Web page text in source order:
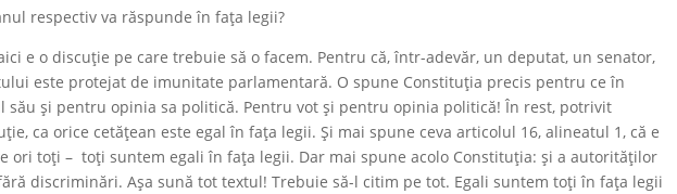
respectiv va răspunde în fața legii?
e o discuție pe care trebuie să o facem. Pentru că, într-adevăr, un deputat, un senator,
este protejat de imunitate parlamentară. O spune Constituția precis pentru ce în
său și pentru opinia sa politică. Pentru vot și pentru opinia politică! În rest, potrivit
ca orice cetățean este egal în fața legii. Şi mai spune ceva articolul 16, alineatul 1, că e
ori toți – toţi suntem egali în fața legii. Dar mai spune acolo Constituția: și a autorităților
discriminări. Așa sună tot textul! Trebuie să-l citim pe tot. Egali suntem toți în fața legii